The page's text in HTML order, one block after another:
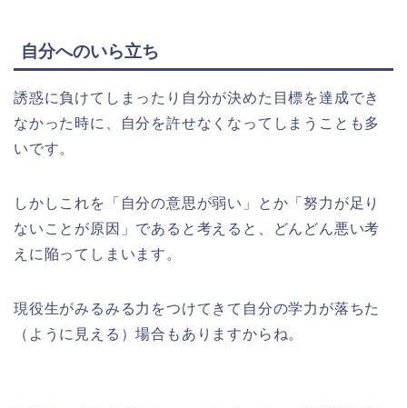
自分へのいら立ち
誘惑に負けてしまったり自分が決めた目標を達成でき
なかった時に、自分を許せなくなってしまうことも多
いです。
しかしこれを「自分の意思が弱い」とか「努力が足り
ないことが原因」であると考えると、どんどん悪い考
えに陥ってしまいます。
現役生がみるみる力をつけてきて自分の学力が落ちた
（ように見える）場合もありますからね。